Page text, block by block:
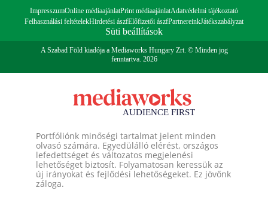
ImpresszumOnline médiaajánlatPrint médiaajánlatAdatvédelmi tájékoztató
Felhasználási feltételekHirdetési ászfElőfizetői ászfPartnereinkJátékszabályzat
Süti beállítások
A Szabad Föld kiadója a Mediaworks Hungary Zrt. © Minden jog
fenntartva. 2026
Portfóliónk minőségi tartalmat jelent minden
olvasó számára. Egyedülálló elérést, országos
lefedettséget és változatos megjelenési
lehetőséget biztosít. Folyamatosan keressük az
új irányokat és fejlődési lehetőségeket. Ez jövőnk
záloga.